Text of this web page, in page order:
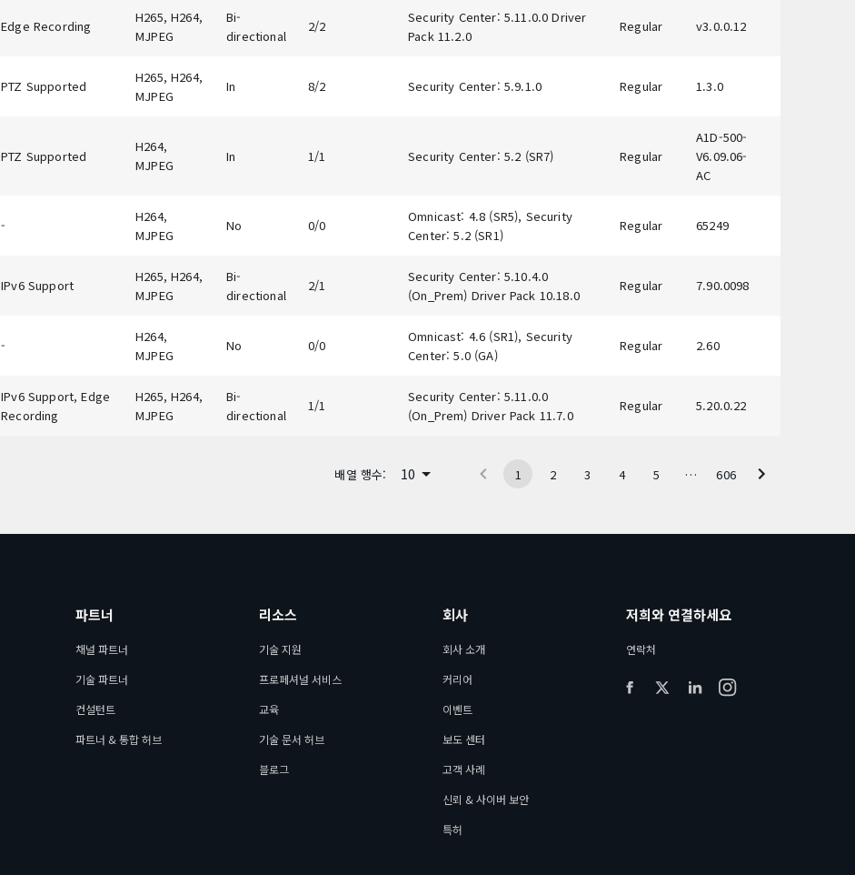
Edge Recording
H265, H264,
MJPEG
Bi-
directional
2/2
Security Center: 5.11.0.0 Driver
Pack 11.2.0
Regular v3.0.0.12
PTZ Supported
H265, H264,
MJPEG
In 8/2 Security Center: 5.9.1.0 Regular 1.3.0
PTZ Supported
H264,
MJPEG
In 1/1 Security Center: 5.2 (SR7) Regular
A1D-500-
V6.09.06-
AC
-
H264,
MJPEG
No 0/0
Omnicast: 4.8 (SR5), Security
Center: 5.2 (SR1)
Regular 65249
IPv6 Support
H265, H264,
MJPEG
Bi-
directional
2/1
Security Center: 5.10.4.0
(On_Prem) Driver Pack 10.18.0
Regular 7.90.0098
-
H264,
MJPEG
No 0/0
Omnicast: 4.6 (SR1), Security
Center: 5.0 (GA)
Regular 2.60
IPv6 Support, Edge
Recording
H265, H264,
MJPEG
Bi-
directional
1/1
Security Center: 5.11.0.0
(On_Prem) Driver Pack 11.7.0
Regular 5.20.0.22
배열 행수: 10 1 2 3 4 5 … 606
파트너
채널 파트너
기술 파트너
컨설턴트
파트너 & 통합 허브
리소스
기술 지원
프로페셔널 서비스
교육
기술 문서 허브
블로그
회사
회사 소개
커리어
이벤트
보도 센터
고객 사례
신뢰 & 사이버 보안
특허
저희와 연결하세요
연락처